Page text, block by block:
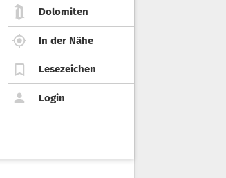
Dolomiten
In der Nähe
Lesezeichen
Login